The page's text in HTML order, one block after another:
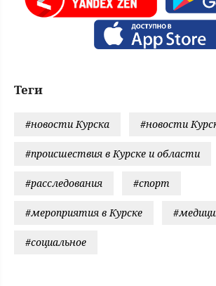
Теги
#новости Курска #новости
#происшествия в Курске и области
#расследования #спорт
#мероприятия в Курске
#социальное